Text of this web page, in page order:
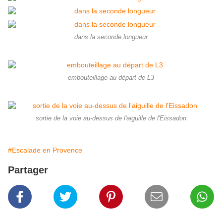
dans la seconde longueur
embouteillage au départ de L3
sortie de la voie au-dessus de l'aiguille de l'Eissadon
#Escalade en Provence
Partager